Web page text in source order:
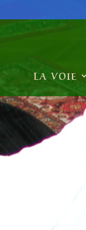
LA VOIE